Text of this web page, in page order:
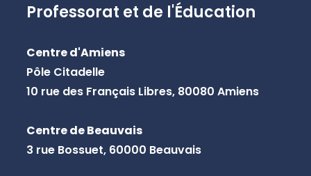
Professorat et de l'Éducation
Centre d'Amiens
Pôle Citadelle
10 rue des Français Libres, 80080 Amiens
Centre de Beauvais
3 rue Bossuet, 60000 Beauvais